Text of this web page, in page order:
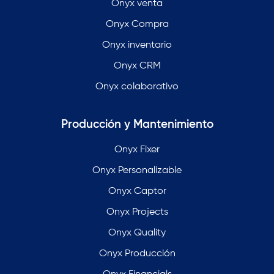
Onyx venta
Onyx Compra
Onyx inventario
Onyx CRM
Onyx colaborativo
Producción y Mantenimiento
Onyx Fixer
Onyx Personalizable
Onyx Captor
Onyx Projects
Onyx Quality
Onyx Producción